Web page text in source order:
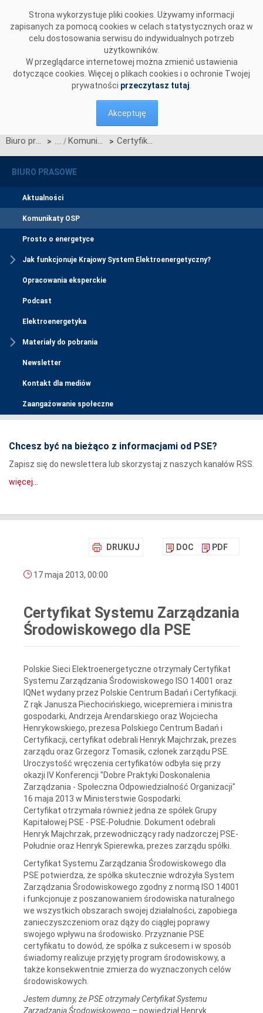
Strona wykorzystuje pliki cookies. Używamy informacji
zapisanych za pomocą cookies w celach statystycznych oraz w
celu dostosowania serwisu do indywidualnych potrzeb
użytkowników.
W przeglądarce internetowej można zmienić ustawienia
dotyczące cookies. Więcej o plikach cookies i o ochronie Twojej
prywatności przeczytasz tutaj
Akceptuję
Biuro prasowe > Komunikaty OSP > Certyfikat Systemu Zarządzania Środowiskowego dla PSE
BIURO PRASOWE
Aktualności
Komunikaty OSP
Prosto o energetyce
Jak funkcjonuje Krajowy System Elektroenergetyczny?
Opracowania eksperckie
Podcast
Elektroenergetyka
Materiały do pobrania
Newsletter
Kontakt dla mediów
Zaangażowanie społeczne
Chcesz być na bieżąco z informacjami od PSE?
Zapisz się do newslettera lub skorzystaj z naszych kanałów RSS.
więcej...
DRUKUJ DOC PDF
17 maja 2013, 00:00
Certyfikat Systemu Zarządzania
Środowiskowego dla PSE
Polskie Sieci Elektroenergetyczne otrzymały Certyfikat
Systemu Zarządzania Środowiskowego ISO 14001 oraz
IQNet wydany przez Polskie Centrum Badań i Certyfikacji.
Z rąk Janusza Piechocińskiego, wicepremiera i ministra
gospodarki, Andrzeja Arendarskiego oraz Wojciecha
Henrykowskiego, prezesa Polskiego Centrum Badań i
Certyfikacji, certyfikat odebrali Henryk Majchrzak, prezes
zarządu oraz Grzegorz Tomasik, członek zarządu PSE.
Uroczystość wręczenia certyfikatów odbyła się przy
okazji IV Konferencji "Dobre Praktyki Doskonalenia
Zarządzania - Społeczna Odpowiedzialność Organizacji"
16 maja 2013 w Ministerstwie Gospodarki.
Certyfikat otrzymała również jedna ze spółek Grupy
Kapitałowej PSE - PSE-Południe. Dokument odebrali
Henryk Majchrzak, przewodniczący rady nadzorczej PSE-
Południe oraz Henryk Spierewka, prezes zarządu spółki.
Certyfikat Systemu Zarządzania Środowiskowego dla
PSE potwierdza, że spółka skutecznie wdrożyła System
Zarządzania Środowiskowego zgodny z normą ISO 14001
i funkcjonuje z poszanowaniem środowiska naturalnego
we wszystkich obszarach swojej działalności, zapobiega
zanieczyszczeniom oraz dąży do ciągłej poprawy
swojego wpływu na środowisko. Przyznanie PSE
certyfikatu to dowód, że spółka z sukcesem i w sposób
świadomy realizuje przyjęty program środowiskowy, a
także konsekwentnie zmierza do wyznaczonych celów
środowiskowych.
Jestem dumny, że PSE otrzymały Certyfikat Systemu
Zarządzania Środowiskowego – powiedział Henryk